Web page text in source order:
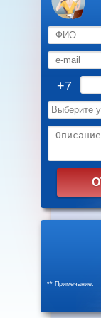
+7
** Примечание.